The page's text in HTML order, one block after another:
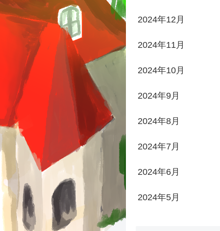
2024年12月
2024年11月
2024年10月
2024年9月
2024年8月
2024年7月
2024年6月
2024年5月